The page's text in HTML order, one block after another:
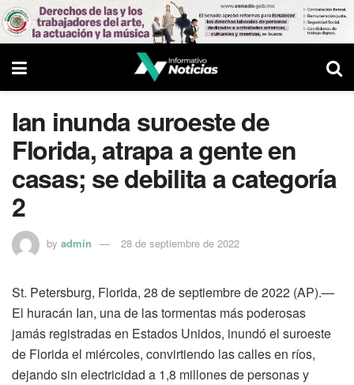
Ian inunda suroeste de
Florida, atrapa a gente en
casas; se debilita a categoría
2
by admin 28 de septiembre de 2022
St. Petersburg, Florida, 28 de septiembre de 2022 (AP).—
El huracán Ian, una de las tormentas más poderosas
jamás registradas en Estados Unidos, inundó el suroeste
de Florida el miércoles, convirtiendo las calles en ríos,
dejando sin electricidad a 1,8 millones de personas y